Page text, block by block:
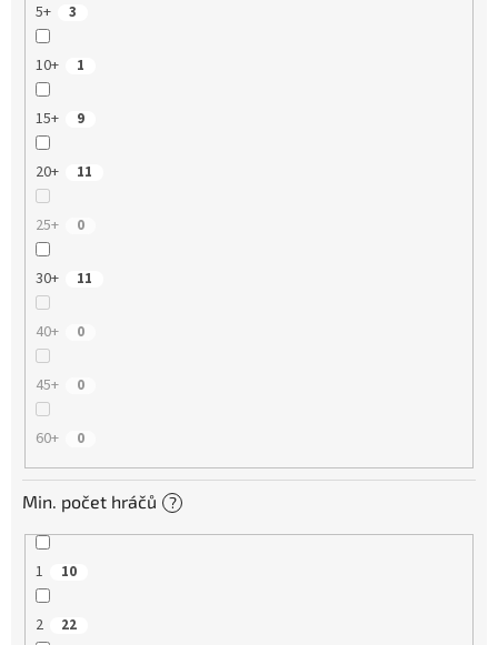
5+ 3
10+ 1
15+ 9
20+ 11
25+ 0
30+ 11
40+ 0
45+ 0
60+ 0
Min. počet hráčů ?
1 10
2 22